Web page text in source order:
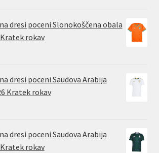
dresi poceni Slonokoščena obala
rokav
dresi poceni Saudova Arabija
Kratek rokav
dresi poceni Saudova Arabija
rokav